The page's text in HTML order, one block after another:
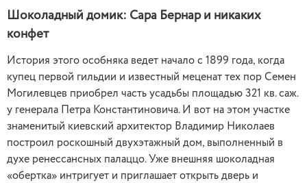
Шоколадный домик: Сара Бернар и никаких
конфет
История этого особняка ведет начало с 1899 года, когда
купец первой гильдии и известный меценат тех пор Семен
Могилевцев приобрел часть усадьбы площадью 321 кв. саж.
у генерала Петра Константиновича. И вот на этом участке
знаменитый киевский архитектор Владимир Николаев
построил роскошный двухэтажный дом, выполненный в
духе ренессансных палаццо. Уже внешняя шоколадная
«обертка» интригует и приглашает открыть дверь и